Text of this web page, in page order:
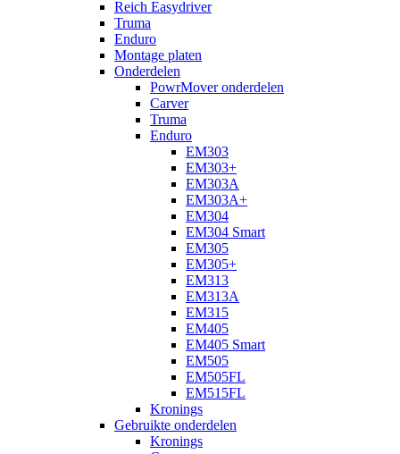
Reich Easydriver
Truma
Enduro
Montage platen
Onderdelen
PowrMover onderdelen
Carver
Truma
Enduro
EM303
EM303+
EM303A
EM303A+
EM304
EM304 Smart
EM305
EM305+
EM313
EM313A
EM315
EM405
EM405 Smart
EM505
EM505FL
EM515FL
Kronings
Gebruikte onderdelen
Kronings